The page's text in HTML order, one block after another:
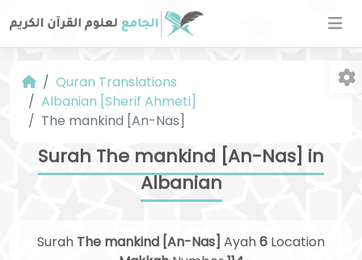
Quran Translations
Albanian [Sherif Ahmeti]
The mankind [An-Nas]
Surah The mankind [An-Nas] in
Albanian
Surah The mankind [An-Nas] Ayah6 Location